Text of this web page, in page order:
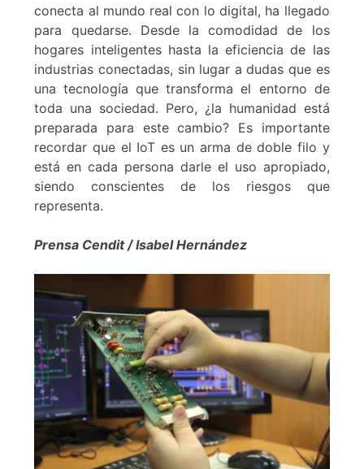
conecta al mundo real con lo digital, ha llegado
para quedarse. Desde la comodidad de los
hogares inteligentes hasta la eficiencia de las
industrias conectadas, sin lugar a dudas que es
una tecnología que transforma el entorno de
toda una sociedad. Pero, ¿la humanidad está
preparada para este cambio? Es importante
recordar que el IoT es un arma de doble filo y
está en cada persona darle el uso apropiado,
siendo conscientes de los riesgos que
representa.
Prensa Cendit / Isabel Hernández